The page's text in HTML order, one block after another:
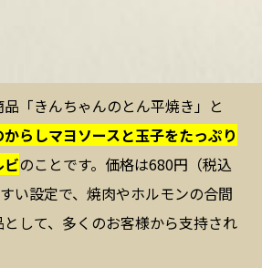
「きんちゃんのとん平焼き」と
らしマヨソースと玉子をたっぷり
のことです。価格は680円（税込
い設定で、焼肉やホルモンの合間
して、多くのお客様から支持され